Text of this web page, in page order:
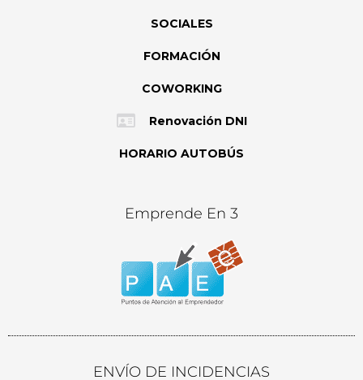
SOCIALES
FORMACIÓN
COWORKING
Renovación DNI
HORARIO AUTOBÚS
Emprende En 3
ENVÍO DE INCIDENCIAS